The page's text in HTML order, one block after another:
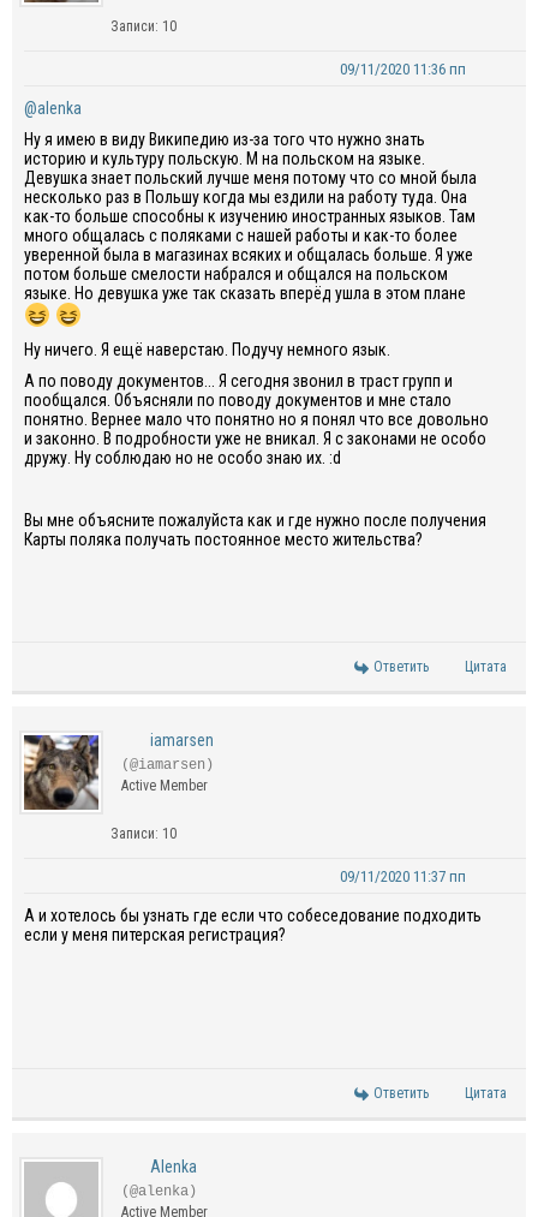
Записи: 10
09/11/2020 11:36 пп
@alenka
Ну я имею в виду Википедию из-за того что нужно знать
историю и культуру польскую. М на польском на языке.
Девушка знает польский лучше меня потому что со мной была
несколько раз в Польшу когда мы ездили на работу туда. Она
как-то больше способны к изучению иностранных языков. Там
много общалась с поляками с нашей работы и как-то более
уверенной была в магазинах всяких и общалась больше. Я уже
потом больше смелости набрался и общался на польском
языке. Но девушка уже так сказать вперёд ушла в этом плане
Ну ничего. Я ещё наверстаю. Подучу немного язык.
А по поводу документов... Я сегодня звонил в траст групп и
пообщался. Объясняли по поводу документов и мне стало
понятно. Вернее мало что понятно но я понял что все довольно
и законно. В подробности уже не вникал. Я с законами не особо
дружу. Ну соблюдаю но не особо знаю их. :d
Вы мне объясните пожалуйста как и где нужно после получения
Карты поляка получать постоянное место жительства?
Ответить Цитата
iamarsen
(@iamarsen)
Active Member
Записи: 10
09/11/2020 11:37 пп
А и хотелось бы узнать где если что собеседование подходить
если у меня питерская регистрация?
Ответить Цитата
Alenka
(@alenka)
Active Member